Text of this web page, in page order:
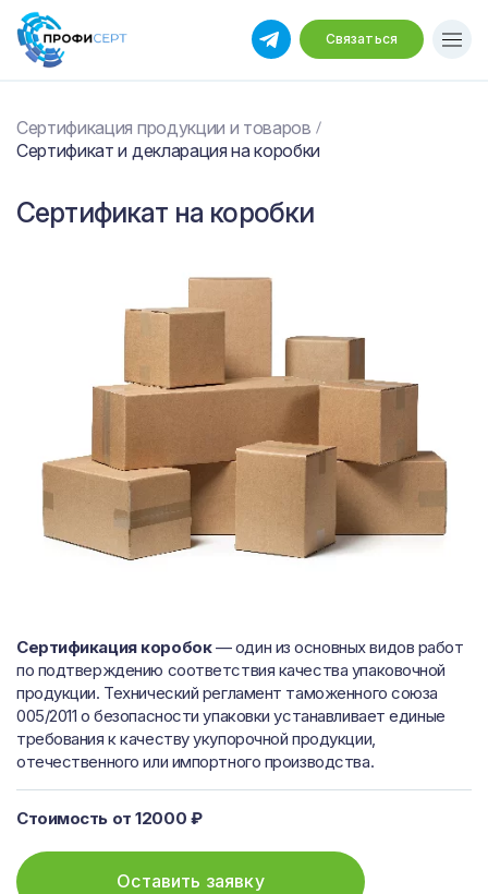
Связаться
Сертификация продукции и товаров
Сертификат и декларация на коробки
Сертификат на коробки
Сертификация коробок— один из основных видов работ
по подтверждению соответствия качества упаковочной
продукции. Технический регламент таможенного союза
005/2011 о безопасности упаковки устанавливает единые
требования к качеству укупорочной продукции,
отечественного или импортного производства.
Стоимость от 12000 ₽
Оставить заявку